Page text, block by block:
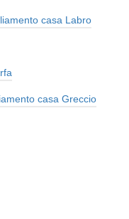
casa Labro
casa Greccio